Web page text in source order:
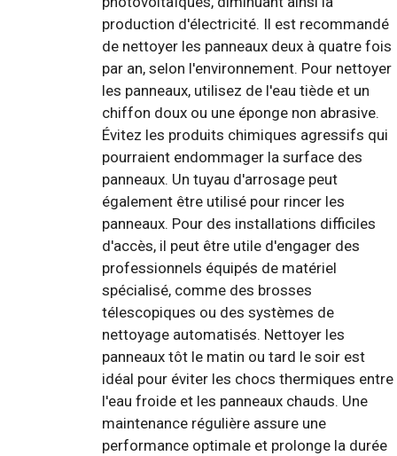
production d'électricité. Il est recommandé
de nettoyer les panneaux deux à quatre fois
par an, selon l'environnement. Pour nettoyer
les panneaux, utilisez de l'eau tiède et un
chiffon doux ou une éponge non abrasive.
Évitez les produits chimiques agressifs qui
pourraient endommager la surface des
panneaux. Un tuyau d'arrosage peut
également être utilisé pour rincer les
panneaux. Pour des installations difficiles
d'accès, il peut être utile d'engager des
professionnels équipés de matériel
spécialisé, comme des brosses
télescopiques ou des systèmes de
nettoyage automatisés. Nettoyer les
panneaux tôt le matin ou tard le soir est
idéal pour éviter les chocs thermiques entre
l'eau froide et les panneaux chauds. Une
maintenance régulière assure une
performance optimale et prolonge la durée